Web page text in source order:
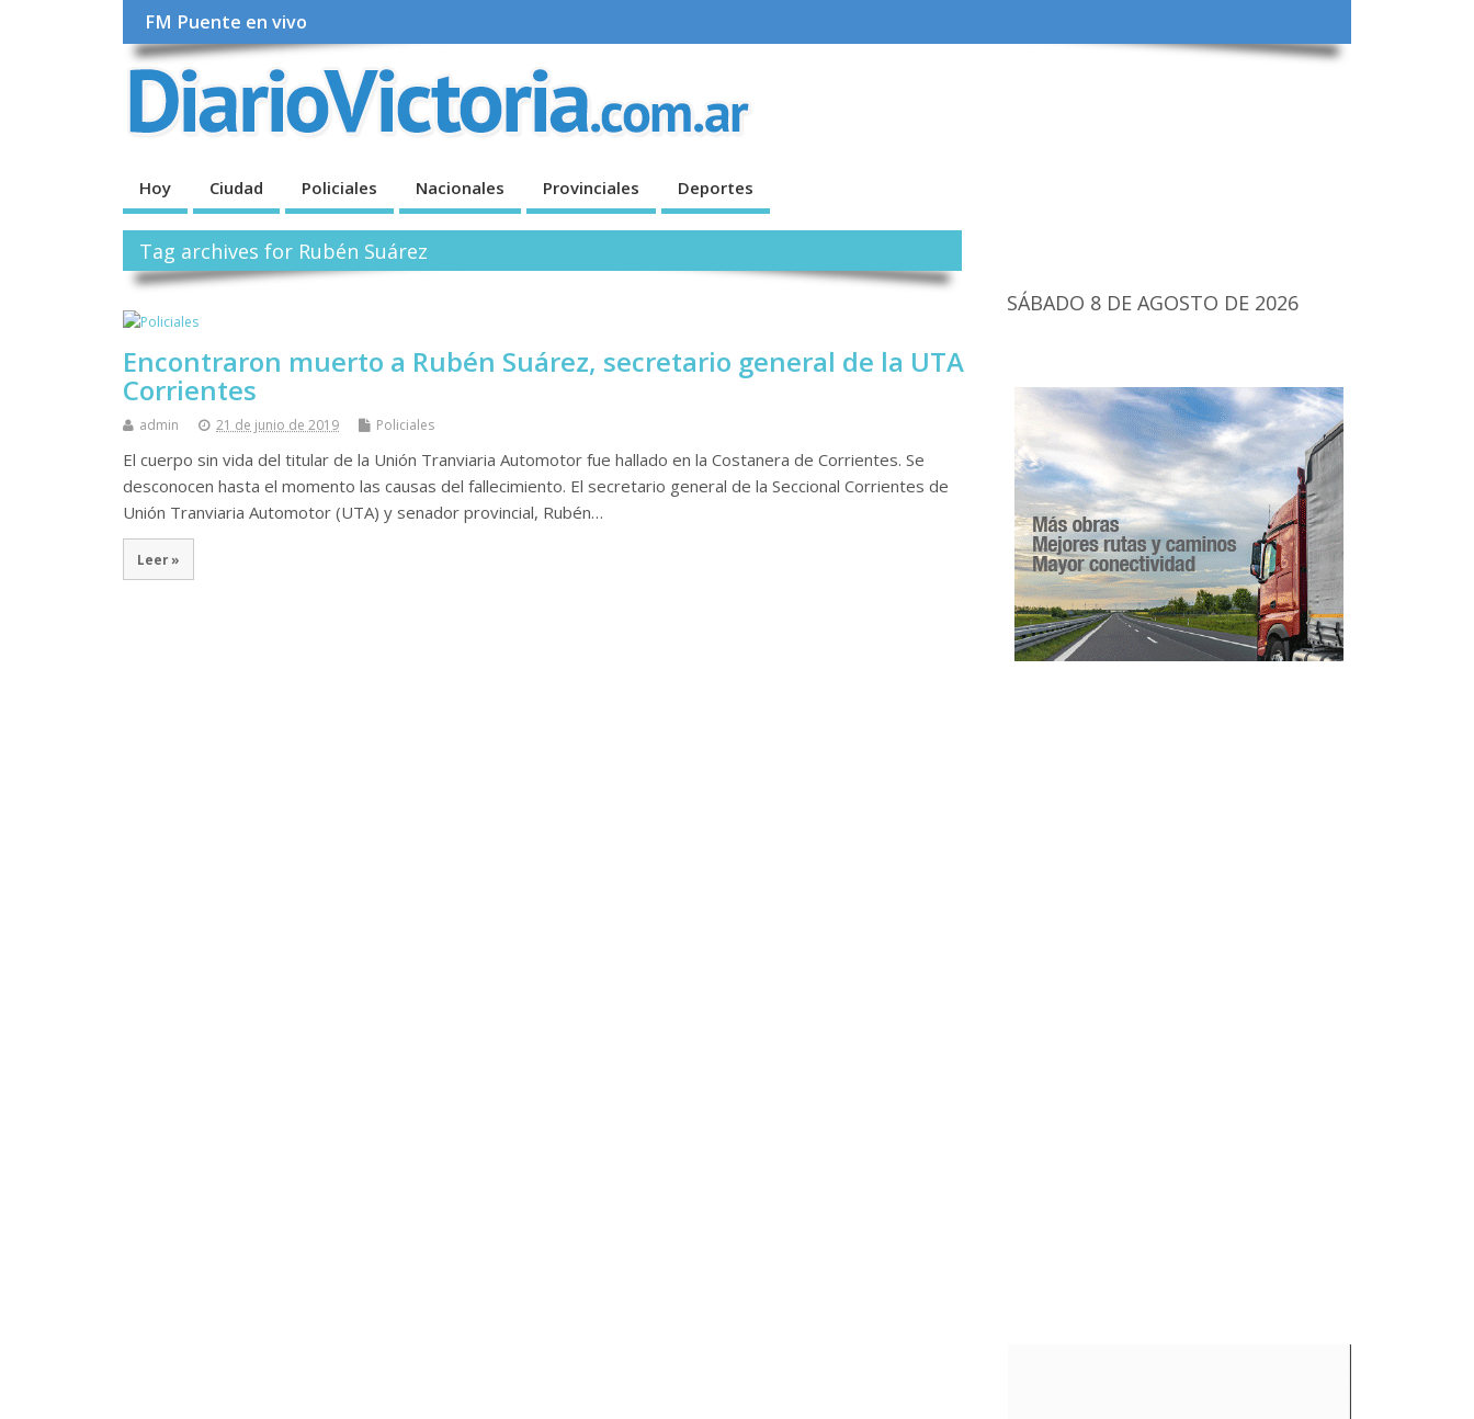
FM Puente en vivo
Hoy Ciudad Policiales Nacionales Provinciales Deportes
Tag archives for Rubén Suárez
Encontraron muerto a Rubén Suárez, secretario general de la UTA
Corrientes
admin 21 de junio de 2019 Policiales
El cuerpo sin vida del titular de la Unión Tranviaria Automotor fue hallado en la Costanera de Corrientes. Se
desconocen hasta el momento las causas del fallecimiento. El secretario general de la Seccional Corrientes de
Unión Tranviaria Automotor (UTA) y senador provincial, Rubén…
Leer »
SÁBADO 8 DE AGOSTO DE 2026